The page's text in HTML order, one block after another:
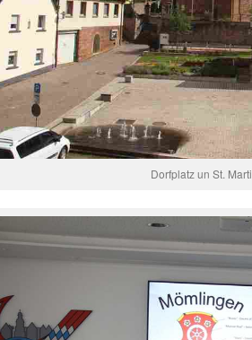
Dorfplatz un St.